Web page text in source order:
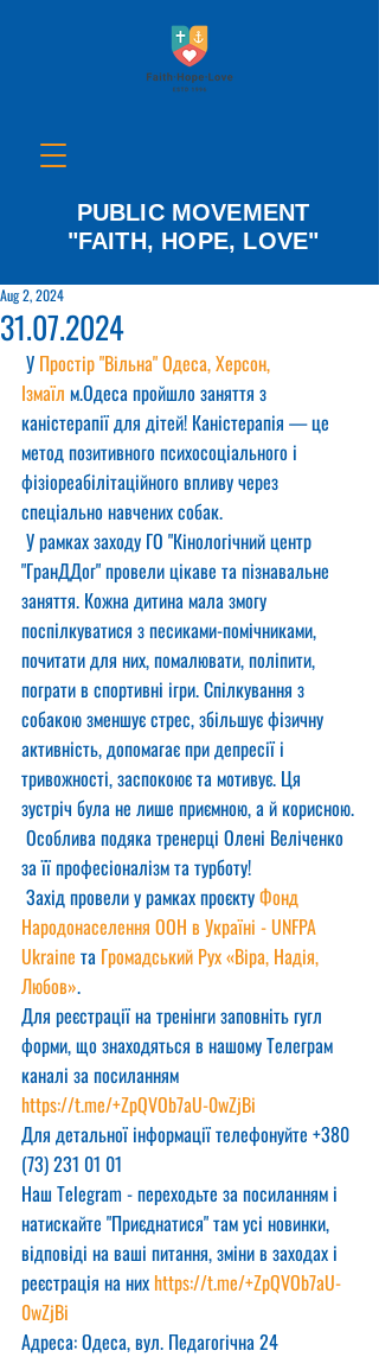
PUBLIC MOVEMENT
"FAITH, HOPE, LOVE"
31.07.2024
Aug 2, 2024
У Простір "Вільна" Одеса, Херсон,
Ізмаїл м.Одеса пройшло заняття з
каністерапії для дітей! Каністерапія — це
метод позитивного психосоціального і
фізіореабілітаційного впливу через
спеціально навчених собак.
У рамках заходу ГО "Кінологічний центр
"ГранДДог" провели цікаве та пізнавальне
заняття. Кожна дитина мала змогу
поспілкуватися з песиками-помічниками,
почитати для них, помалювати, поліпити,
пограти в спортивні ігри. Спілкування з
собакою зменшує стрес, збільшує фізичну
активність, допомагає при депресії і
тривожності, заспокоює та мотивує. Ця
зустріч була не лише приємною, а й корисною.
Особлива подяка тренерці Олені Веліченко
за її професіоналізм та турботу!
Захід провели у рамках проєкту Фонд
Народонаселення ООН в Україні - UNFPA
Ukraine та Громадський Рух «Віра, Надія,
Любов».
Для реєстрації на тренінги заповніть гугл
форми, що знаходяться в нашому Телеграм
каналі за посиланням
https://t.me/+ZpQVOb7aU-0wZjBi
Для детальної інформації телефонуйте +380
(73) 231 01 01
Наш Telegram - переходьте за посиланням і
натискайте "Приєднатися" там усі новинки,
відповіді на ваші питання, зміни в заходах і
реєстрація на них https://t.me/+ZpQVOb7aU-
0wZjBi
Адреса: Одеса, вул. Педагогічна 24